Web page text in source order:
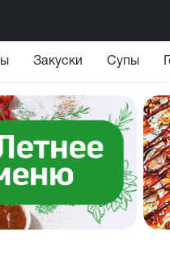
Закуски Супы